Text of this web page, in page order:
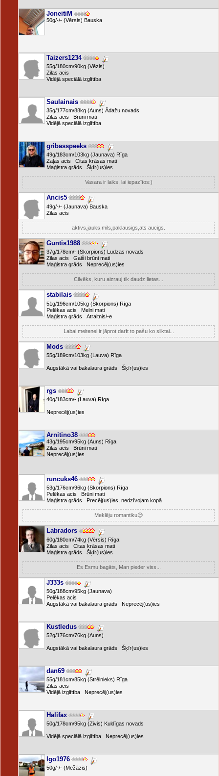
JoneitiM
50g/-/- (Vērsis) Bauska
Taizers1234
55g/180cm/90kg (Vēzis)
Zilas acis
Vidējā speciālā izglītība
Saulainais
35g/177cm/88kg (Auns) Ādažu novads
Zilas acis Brūni mati
Vidējā speciālā izglītība
gribasspeeks
49g/183cm/103kg (Jaunava) Rīga
Zaļas acis Citas krāsas mati
Maģistra grāds Šķīr(us)ies
Vasara ir laiks, lai iepazītos:)
Ancis5
49g/-/- (Jaunava) Bauska
Zilas acis
aktivs,jauks,mils,paklausigs,ats aucigs.
Guntis1988
37g/178cm/- (Skorpions) Ludzas novads
Zilas acis Gaiši brūni mati
Maģistra grāds Neprecēj(us)ies
Cilvēks, kuru aizrauj tik daudz lietas...
stabilais
51g/196cm/105kg (Skorpions) Rīga
Pelēkas acis Melni mati
Maģistra grāds Atraitnis/-e
Labai meitenei ir jāprot darīt to pašu ko sliktai...
Mods
55g/189cm/103kg (Lauva) Rīga
Augstākā vai bakalaura grāds Šķīr(us)ies
rgs
40g/183cm/- (Lauva) Rīga
Neprecēj(us)ies
Arnitino38
43g/195cm/95kg (Auns) Rīga
Zilas acis Brūni mati
Neprecēj(us)ies
runcuks46
53g/176cm/96kg (Skorpions) Rīga
Pelēkas acis Brūni mati
Maģistra grāds Precēj(us)ies, nedzīvojam kopā
Meklēju romantiku😊
Labradors
60g/180cm/74kg (Vērsis) Rīga
Zilas acis Citas krāsas mati
Maģistra grāds Šķīr(us)ies
Es Esmu bagāts, Man pieder viss...
J333s
50g/188cm/95kg (Jaunava)
Pelēkas acis
Augstākā vai bakalaura grāds Neprecēj(us)ies
Kustledus
52g/176cm/76kg (Auns)
Augstākā vai bakalaura grāds Šķīr(us)ies
dan69
55g/181cm/85kg (Strēlnieks) Rīga
Zilas acis
Vidējā izglītība Neprecēj(us)ies
Halifax
50g/178cm/95kg (Zivis) Kuldīgas novads
Vidējā speciālā izglītība Neprecēj(us)ies
Igo1976
50g/-/- (Mežāzis)